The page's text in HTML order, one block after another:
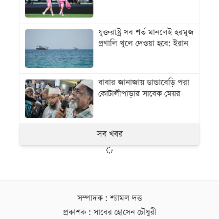
যুক্তরাষ্ট্র সব শর্ত মানলেই হরমুজ
প্রণালি খুলে দেওয়া হবে: ইরান
বাবার জানাজায় ডান্ডাবেড়ি পরা
কোটালীপাড়ার সাবেক মেয়র
সব খবর
সম্পাদক : শ্যামল দত্ত
প্রকাশক : সাবের হোসেন চৌধুরী